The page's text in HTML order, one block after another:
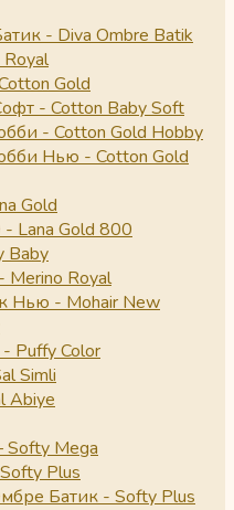
- Diva Ombre Batik
Gold
- Cotton Baby Soft
- Cotton Gold Hobby
Нью - Cotton Gold
Gold
Lana Gold 800
Baby
Royal
Нью - Mohair New
Puffy Color
Simli
Abiye
Mega
Plus
Батик - Softy Plus